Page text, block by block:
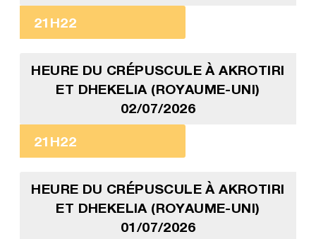
21H22
HEURE DU CRÉPUSCULE À AKROTIRI
ET DHEKELIA (ROYAUME-UNI)
02/07/2026
21H22
HEURE DU CRÉPUSCULE À AKROTIRI
ET DHEKELIA (ROYAUME-UNI)
01/07/2026